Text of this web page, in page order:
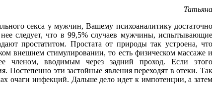
Татьяна
секса у мужчин, Вашему психоаналитику достаточно
следует, что в 99,5% случаев мужчины, испытывающие
простатитом. Простата от природы так устроена, что
внешнем стимулировании, то есть физическом массаже и
членом, вводимым через задний проход. Если этого
Постепенно эти застойные явления переходят в отеки. Так
очаги инфекций. Дальше дело идет к импотенции, а затем